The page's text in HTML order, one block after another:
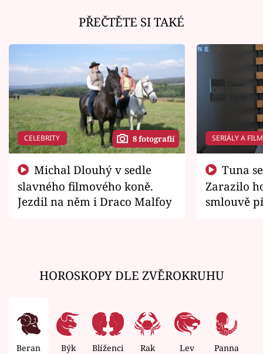
PŘEČTĚTE SI TAKÉ
CELEBRITY 8 fotografií
slavného filmového koně.
Jezdil na něm i Draco Malfoy
SERIÁLY A
Zarazilo
smlouvě
HOROSKOPY DLE ZVĚROKRUHU
Beran Býk Blíženci Rak Lev Panna